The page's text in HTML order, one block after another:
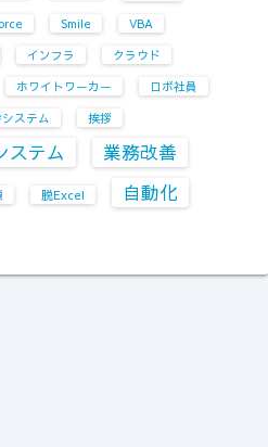
Smile
VBA
インフラ
クラウド
ホワイトワーカー
ロボ社員
ステム 挨拶
ステム
業務改善
脱Excel
自動化